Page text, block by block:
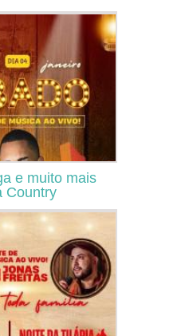
e muito mais
Country